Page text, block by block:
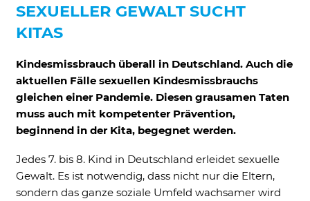
SEXUELLER GEWALT SUCHT
KITAS
Kindesmissbrauch überall in Deutschland. Auch die
aktuellen Fälle sexuellen Kindesmissbrauchs
gleichen einer Pandemie. Diesen grausamen Taten
muss auch mit kompetenter Prävention,
beginnend in der Kita, begegnet werden.
Jedes 7. bis 8. Kind in Deutschland erleidet sexuelle
Gewalt. Es ist notwendig, dass nicht nur die Eltern,
sondern das ganze soziale Umfeld wachsamer wird
Notwendig
Diese werden für die Grundfunktionen der
Website benötigt und helfen dabei, unsere
Website nutzbar zu machen sowie Zugriffe
ermöglichen.
Cookie Informationen anzeigen